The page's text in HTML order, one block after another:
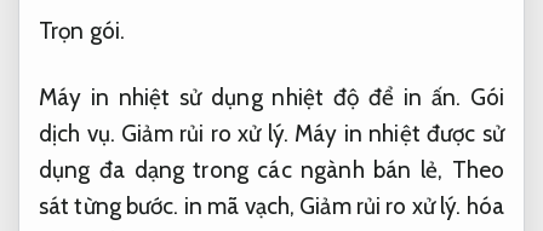
Trọn gói.
Máy in nhiệt sử dụng nhiệt độ để in ấn. Gói
dịch vụ. Giảm rủi ro xử lý. Máy in nhiệt được sử
dụng đa dạng trong các ngành bán lẻ, Theo
sát từng bước. in mã vạch, Giảm rủi ro xử lý. hóa